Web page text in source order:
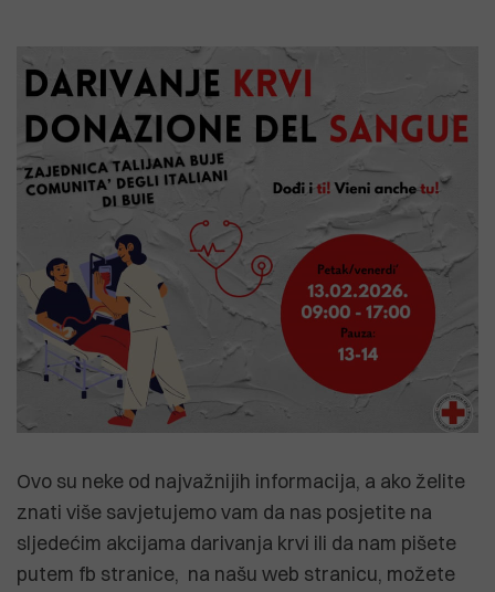
Ovo su neke od najvažnijih informacija, a ako želite
znati više savjetujemo vam da nas posjetite na
sljedećim akcijama darivanja krvi ili da nam pišete
putem fb stranice, na našu web stranicu, možete